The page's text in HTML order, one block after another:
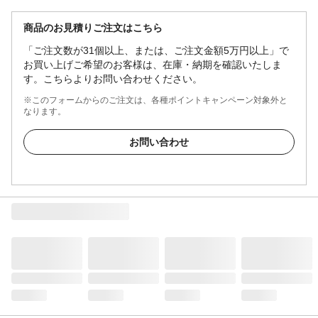
商品のお見積りご注文はこちら
「ご注文数が31個以上、または、ご注文金額5万円以上」で
お買い上げご希望のお客様は、在庫・納期を確認いたしま
す。こちらよりお問い合わせください。
※このフォームからのご注文は、各種ポイントキャンペーン対象外と
なります。
お問い合わせ